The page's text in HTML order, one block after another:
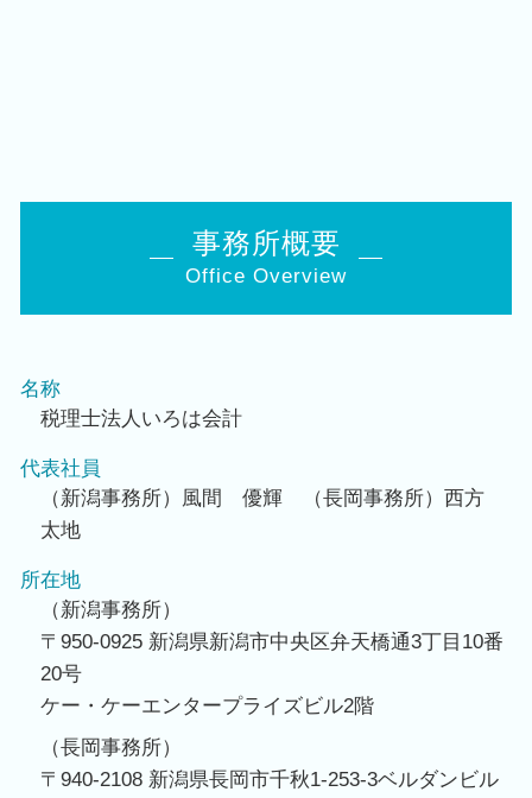
事務所概要
Office Overview
名称
税理士法人いろは会計
代表社員
（新潟事務所）風間 優輝 （長岡事務所）西方
太地
所在地
（新潟事務所）
〒950-0925 新潟県新潟市中央区弁天橋通3丁目10番
20号
ケー・ケーエンタープライズビル2階
（長岡事務所）
〒940-2108 新潟県長岡市千秋1-253-3ベルダンビル